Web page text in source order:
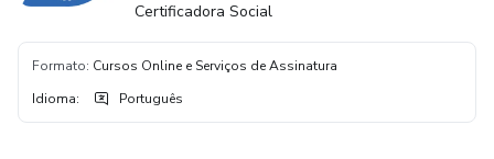
Certificadora Social
Formato: Cursos Online e Serviços de Assinatura
Idioma: Português